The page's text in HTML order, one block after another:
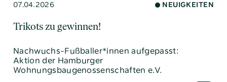
07.04.2026 NEUIGKEITEN
Trikots zu gewinnen!
Nachwuchs-Fußballer*innen aufgepasst:
Aktion der Hamburger
Wohnungsbaugenossenschaften e.V.